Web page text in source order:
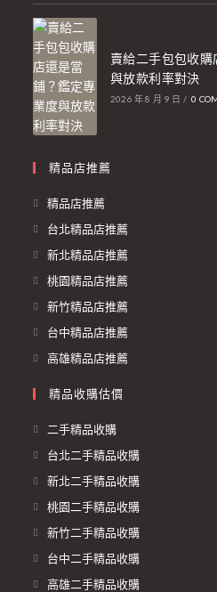
賣給二手包包收
與放款利率對決
2026 年 8 月 9 日 / 0
精品店推薦
精品店推薦
台北精品店推薦
新北精品店推薦
桃園精品店推薦
新竹精品店推薦
台中精品店推薦
高雄精品店推薦
精品收購估價
二手精品收購
台北二手精品收購
新北二手精品收購
桃園二手精品收購
新竹二手精品收購
台中二手精品收購
高雄二手精品收購